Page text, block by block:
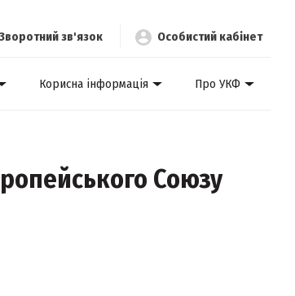
зв'язок Особистий кабінет
Корисна інформація Про УКФ
Союзу